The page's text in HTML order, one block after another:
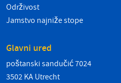
Održivost
Jamstvo najniže stope
Glavni ured
poštanski sandučić 7024
3502 KA Utrecht